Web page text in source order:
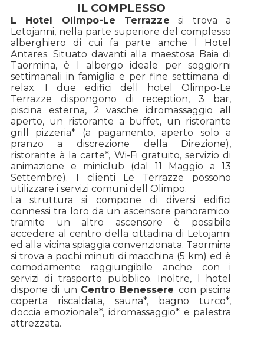
IL COMPLESSO
L Hotel Olimpo-Le Terrazze si trova a
Letojanni, nella parte superiore del complesso
alberghiero di cui fa parte anche l Hotel
Antares. Situato davanti alla maestosa Baia di
Taormina, è l albergo ideale per soggiorni
settimanali in famiglia e per fine settimana di
relax. I due edifici dell hotel Olimpo-Le
Terrazze dispongono di reception, 3 bar,
piscina esterna, 2 vasche idromassaggio all
aperto, un ristorante a buffet, un ristorante
grill pizzeria* (a pagamento, aperto solo a
pranzo a discrezione della Direzione),
ristorante à la carte*, Wi-Fi gratuito, servizio di
animazione e miniclub (dal 11 Maggio a 13
Settembre). I clienti Le Terrazze possono
utilizzare i servizi comuni dell Olimpo.
La struttura si compone di diversi edifici
connessi tra loro da un ascensore panoramico;
tramite un altro ascensore è possibile
accedere al centro della cittadina di Letojanni
ed alla vicina spiaggia convenzionata. Taormina
si trova a pochi minuti di macchina (5 km) ed è
comodamente raggiungibile anche con i
servizi di trasporto pubblico. Inoltre, l hotel
dispone di un Centro Benessere con piscina
coperta riscaldata, sauna*, bagno turco*,
doccia emozionale*, idromassaggio* e palestra
attrezzata.